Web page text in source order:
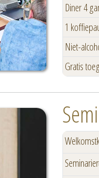
Diner 4
1
Niet-
Gratis